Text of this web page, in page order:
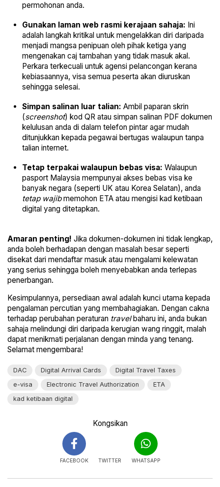
permohonan anda.
Gunakan laman web rasmi kerajaan sahaja: Ini
adalah langkah kritikal untuk mengelakkan diri daripada
menjadi mangsa penipuan oleh pihak ketiga yang
mengenakan caj tambahan yang tidak masuk akal.
Perkara terkecuali untuk agensi pelancongan kerana
kebiasaannya, visa semua peserta akan diuruskan
sehingga selesai.
Simpan salinan luar talian: Ambil paparan skrin
(screenshot) kod QR atau simpan salinan PDF dokumen
kelulusan anda di dalam telefon pintar agar mudah
ditunjukkan kepada pegawai bertugas walaupun tanpa
talian internet.
Tetap terpakai walaupun bebas visa: Walaupun
pasport Malaysia mempunyai akses bebas visa ke
banyak negara (seperti UK atau Korea Selatan), anda
tetap wajibmemohon ETA atau mengisi kad ketibaan
digital yang ditetapkan.
Amaran penting! Jika dokumen-dokumen ini tidak lengkap,
anda boleh berhadapan dengan masalah besar seperti
disekat dari mendaftar masuk atau mengalami kelewatan
yang serius sehingga boleh menyebabkan anda terlepas
penerbangan.
Kesimpulannya, persediaan awal adalah kunci utama kepada
pengalaman percutian yang membahagiakan. Dengan cakna
terhadap perubahan peraturan travelbaharu ini, anda bukan
sahaja melindungi diri daripada kerugian wang ringgit, malah
dapat menikmati perjalanan dengan minda yang tenang.
Selamat mengembara!
DAC Digital Arrival Cards
Digital Travel Taxes
e-visa
Electronic Travel Authorization
ETA
kad ketibaan digital
Kongsikan
FACEBOOK TWITTER WHATSAPP